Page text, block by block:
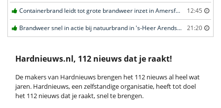
Containerbrand leidt tot grote brandweer inzet in Amersfoort 12:45
Brandweer snel in actie bij natuurbrand in 's-Heer Arendskerke 21:20
Hardnieuws.nl, 112 nieuws dat je raakt!
De makers van Hardnieuws brengen het 112 nieuws al heel wat
jaren. Hardnieuws, een zelfstandige organisatie, heeft tot doel
het 112 nieuws dat je raakt, snel te brengen.